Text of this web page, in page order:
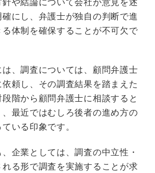
や結論について会社が意見を述
にし、弁護士が独自の判断で進
体制を確保することが不可欠で
は、調査については、顧問弁護士
頼し、その調査結果を踏まえた
階から顧問弁護士に相談すると
最近ではむしろ後者の進め方の
いる印象です。
企業としては、調査の中立性・
る形で調査を実施することが求